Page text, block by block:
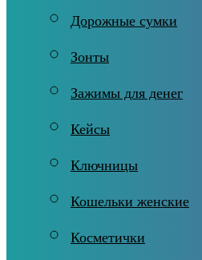
Дорожные сумки
Зонты
Зажимы для денег
Кейсы
Ключницы
Кошельки женские
Косметички